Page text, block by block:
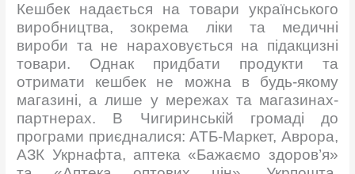
Кешбек надається на товари українського
виробництва, зокрема ліки та медичні
вироби та не нараховується на підакцизні
товари. Однак придбати продукти та
отримати кешбек не можна в будь-якому
магазині, а лише у мережах та магазинах-
партнерах. В Чигиринській громаді до
програми приєдналися: АТБ-Маркет, Аврора,
АЗК Укрнафта, аптека «Бажаємо здоров’я»